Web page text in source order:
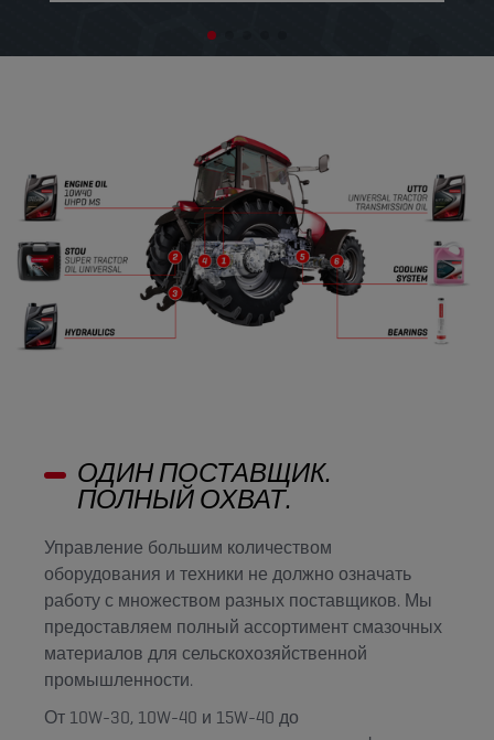
ОДИН ПОСТАВЩИК.
ПОЛНЫЙ ОХВАТ.
Управление большим количеством
оборудования и техники не должно означать
работу с множеством разных поставщиков. Мы
предоставляем полный ассортимент смазочных
материалов для сельскохозяйственной
промышленности.
От 10W-30, 10W-40 и 15W-40 до